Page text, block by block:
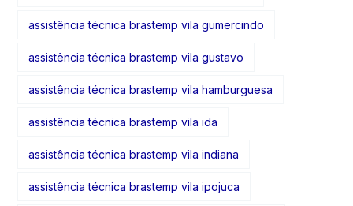
assistência técnica brastemp vila gumercindo
assistência técnica brastemp vila gustavo
assistência técnica brastemp vila hamburguesa
assistência técnica brastemp vila ida
assistência técnica brastemp vila indiana
assistência técnica brastemp vila ipojuca